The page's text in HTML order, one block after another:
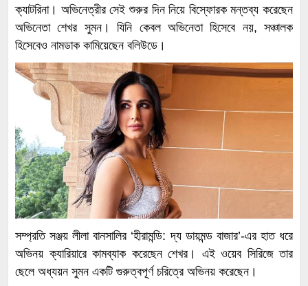
ক্যাটরিনা। অভিনেত্রীর সেই শুরুর দিন নিয়ে বিস্ফোরক মন্তব্য করেছেন
অভিনেতা শেখর সুমন। যিনি কেবল অভিনেতা হিসেবে নয়, সঞ্চালক
হিসেবেও নামডাক কামিয়েছেন বলিউডে।
সম্প্রতি সঞ্জয় লীলা বানসালির ‘হীরামন্ডি: দ্য ডায়মন্ড বাজার’-এর হাত ধরে
অভিনয় ক্যারিয়ারে কামব্যাক করেছেন শেখর। এই ওয়েব সিরিজে তার
ছেলে অধ্যয়ন সুমন একটি গুরুত্বপূর্ণ চরিত্রে অভিনয় করেছেন।